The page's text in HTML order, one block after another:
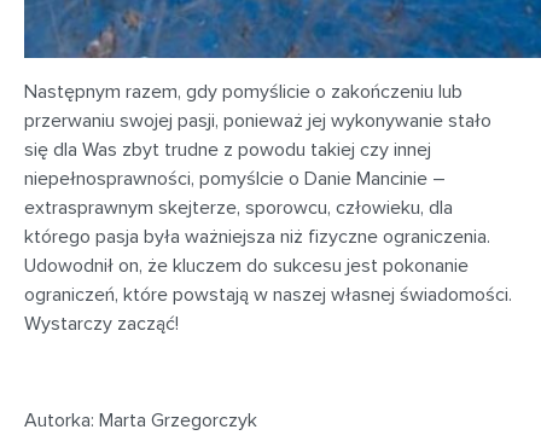
Następnym razem, gdy pomyślicie o zakończeniu lub
przerwaniu swojej pasji, ponieważ jej wykonywanie stało
się dla Was zbyt trudne z powodu takiej czy innej
niepełnosprawności, pomyślcie o Danie Mancinie –
extrasprawnym skejterze, sporowcu, człowieku, dla
którego pasja była ważniejsza niż fizyczne ograniczenia.
Udowodnił on, że kluczem do sukcesu jest pokonanie
ograniczeń, które powstają w naszej własnej świadomości.
Wystarczy zacząć!
Autorka: Marta Grzegorczyk